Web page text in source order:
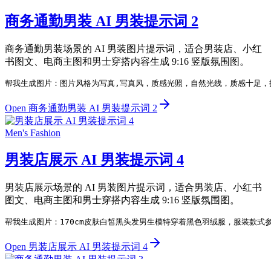
商务通勤男装 AI 男装提示词 2
商务通勤男装场景的 AI 男装图片提示词，适合男装店、小红
书图文、电商主图和男士穿搭内容生成 9:16 竖版氛围图。
帮我生成图片：图片风格为写真,写真风，质感光照，自然光线，质感十足
Open 商务通勤男装 AI 男装提示词 2
Men's Fashion
男装店展示 AI 男装提示词 4
男装店展示场景的 AI 男装图片提示词，适合男装店、小红书
图文、电商主图和男士穿搭内容生成 9:16 竖版氛围图。
帮我生成图片：170cm皮肤白皙黑头发男生模特穿着黑色羽绒服，服装款
Open 男装店展示 AI 男装提示词 4